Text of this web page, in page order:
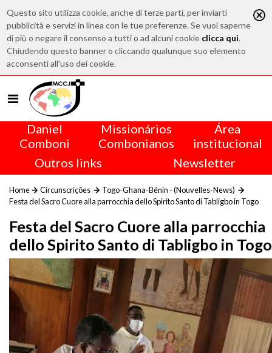
Questo sito utilizza cookie, anche di terze parti, per inviarti
pubblicità e servizi in linea con le tue preferenze. Se vuoi saperne
di più o negare il consenso a tutti o ad alcuni cookie clicca qui.
Chiudendo questo banner o cliccando qualunque suo elemento
acconsenti all'uso dei cookie.
Daniel
Comboni
Missionários
Combonianos
Área
institucional
Outros links
Newsletter
Home Circunscrições
Togo-Ghana-Bénin - (Nouvelles-News)
Festa del Sacro Cuore alla parrocchia dello Spirito Santo di Tabligbo in Togo
Festa del Sacro Cuore alla parrocchia
dello Spirito Santo di Tabligbo in Togo